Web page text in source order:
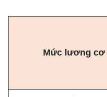
Mức lương cơ